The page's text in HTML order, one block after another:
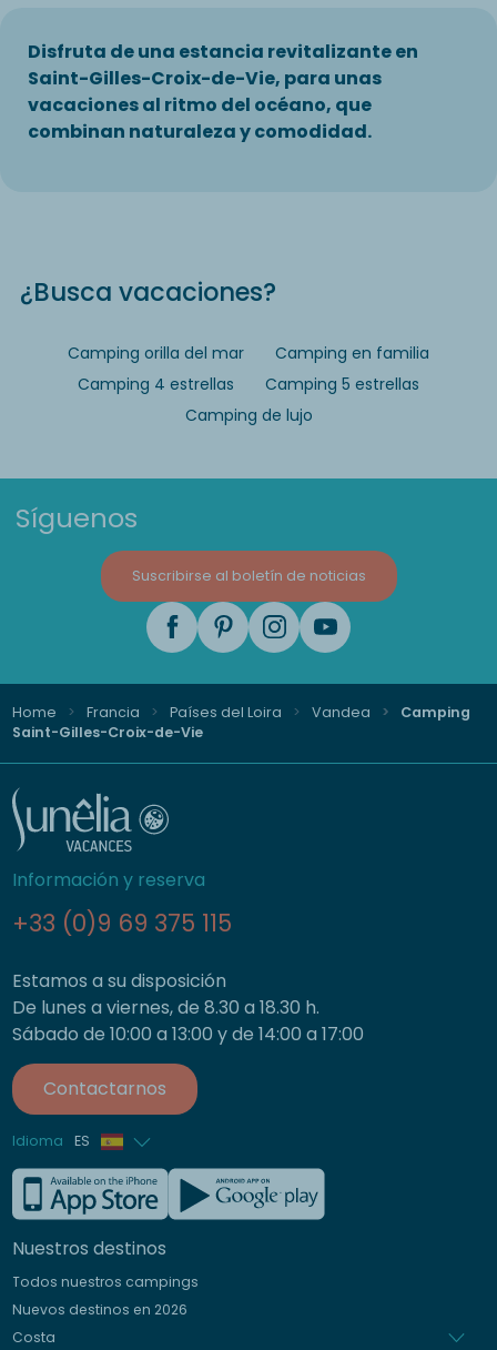
Disfruta de una estancia revitalizante en
Saint-Gilles-Croix-de-Vie, para unas
vacaciones al ritmo del océano, que
combinan naturaleza y comodidad.
¿Busca vacaciones?
Camping orilla del mar
Camping en familia
Camping 4 estrellas
Camping 5 estrellas
Camping de lujo
Síguenos
Suscribirse al boletín de noticias
Home Francia Países del Loira Vandea
Camping
Saint-Gilles-Croix-de-Vie
Información y reserva
+33 (0)9 69 375 115
Estamos a su disposición
De lunes a viernes, de 8.30 a 18.30 h.
Sábado de 10:00 a 13:00 y de 14:00 a 17:00
Contactarnos
Idioma ES
Francés
Inglés
Alemán
Nuestros destinos
Todos nuestros campings
Nuevos destinos en 2026
Costa